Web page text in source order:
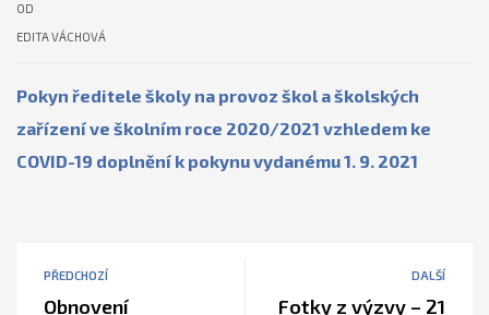
OD
EDITA VÁCHOVÁ
Pokyn ředitele školy na provoz škol a školských
zařízení ve školním roce 2020/2021 vzhledem ke
COVID-19 doplnění k pokynu vydanému 1. 9. 2021
PŘEDCHOZÍ
Obnovení
DALŠÍ
Fotky z výzvy – 21